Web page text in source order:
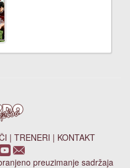
| TRENERI | KONTAKT
preuzimanje sadržaja